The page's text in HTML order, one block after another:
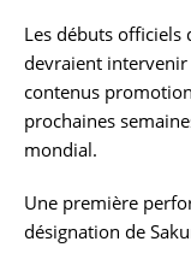
Les débuts officiels
devraient
contenus
prochaines
mondial.
Une première
désignation de